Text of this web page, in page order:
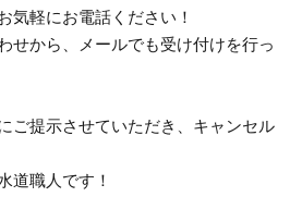
気軽にお電話ください！
せから、メールでも受け付けを行っ
ご提示させていただき、キャンセル
道職人です！